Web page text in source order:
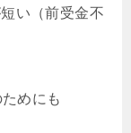
い（前受金不
めにも